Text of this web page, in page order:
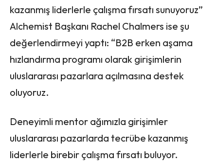
kazanmış liderlerle çalışma fırsatı sunuyoruz”
Alchemist Başkanı Rachel Chalmers ise şu
değerlendirmeyi yaptı: “B2B erken aşama
hızlandırma programı olarak girişimlerin
uluslararası pazarlara açılmasına destek
oluyoruz.
Deneyimli mentor ağımızla girişimler
uluslararası pazarlarda tecrübe kazanmış
liderlerle birebir çalışma fırsatı buluyor.